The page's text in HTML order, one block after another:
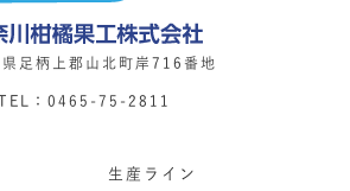
足柄上郡山北町岸716番地
：0465-75-2811
生産ライン